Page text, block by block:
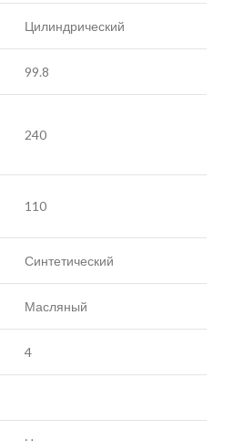
Цилиндрический
99.8
240
110
Синтетический
Масляный
4